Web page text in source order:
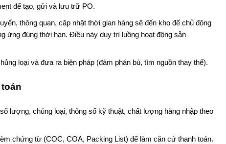
để tạo, gửi và lưu trữ PO.
thông quan, cập nhật thời gian hàng sẽ đến kho để chủ động
ứng đúng thời hạn. Điều này duy trì luồng hoạt động sản
loại và đưa ra biện pháp (đàm phán bù, tìm nguồn thay thế).
lượng, chủng loại, thông số kỹ thuật, chất lượng hàng nhập theo
chứng từ (COC, COA, Packing List) để làm căn cứ thanh toán.
Chất đốt Green City Đồng Nai